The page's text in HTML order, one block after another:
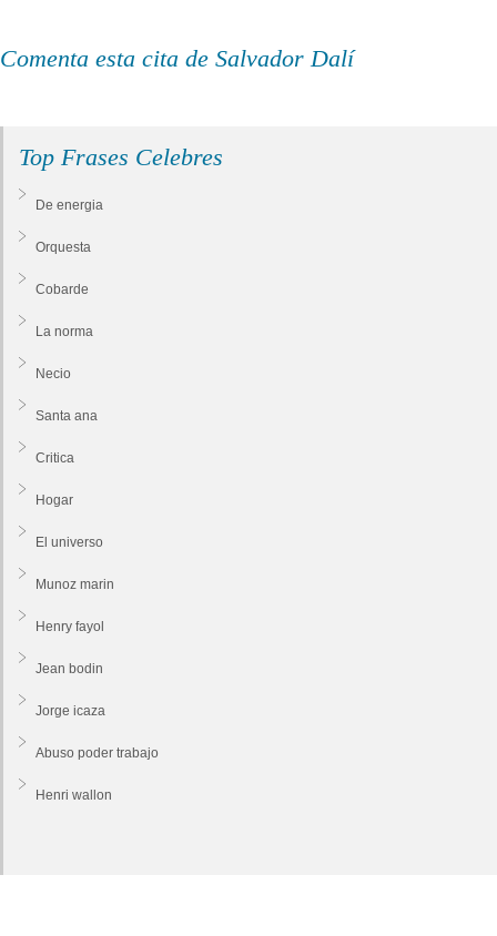
Comenta esta cita de Salvador Dalí
Top Frases Celebres
De energia
Orquesta
Cobarde
La norma
Necio
Santa ana
Critica
Hogar
El universo
Munoz marin
Henry fayol
Jean bodin
Jorge icaza
Abuso poder trabajo
Henri wallon